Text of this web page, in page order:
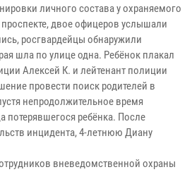
личного состава у охраняемого
двое офицеров услышали
росгвардейцы обнаружили
шла по улице одна. Ребёнок плакал
Алексей К. и лейтенант полиции
провести поиск родителей в
непродолжительное время
потерявшегося ребёнка. После
инцидента, 4-летнюю Диану
вневедомственной охраны